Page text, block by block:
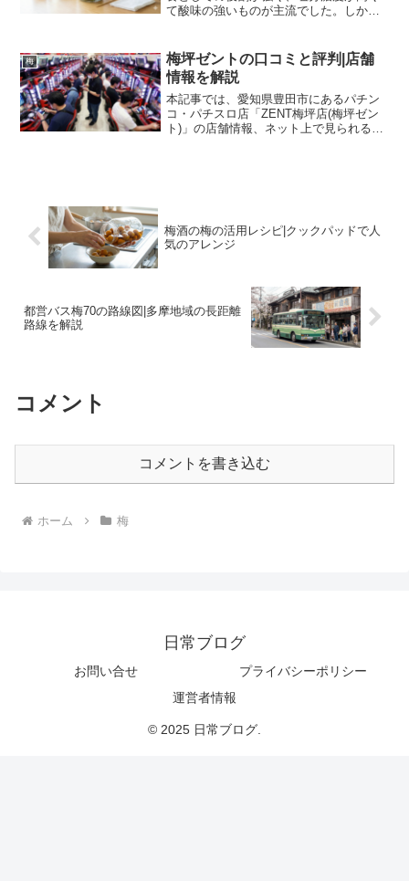
て酸味の強いものが主流でした。しか
けやデザート感覚で食べられる「甘い
梅」の人気が非常に高まってい...
梅
梅坪ゼントの口コミと評判|店舗
情報を解説
本記事では、愛知県豊田市にあるパチン
コ・パチスロ店「ZENT梅坪店(梅坪ゼン
ト)」の店舗情報、ネット上で見られる口
梅酒の梅の活用レシピ|クックパッドで人
気のアレンジ
都営バス梅70の路線図|多摩地域の長距離
路線を解説
コメント
コメントを書き込む
ホーム 梅
日常ブログ
お問い合せ
プライバシーポリシー
運営者情報
© 2025 日常ブログ.